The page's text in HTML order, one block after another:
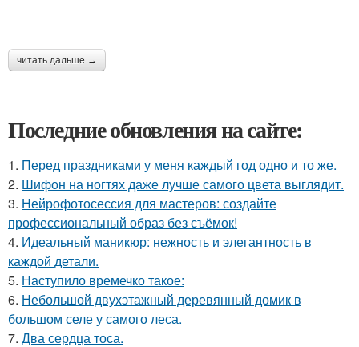
читать дальше →
Последние обновления на сайте:
1. Перед праздниками у меня каждый год одно и то же.
2. Шифон на ногтях даже лучше самого цвета выглядит.
3. Нейрофотосессия для мастеров: создайте
профессиональный образ без съёмок!
4. Идеальный маникюр: нежность и элегантность в
каждой детали.
5. Наступило времечко такое:
6. Небольшой двухэтажный деревянный домик в
большом селе у самого леса.
7. Два сердца тоса.